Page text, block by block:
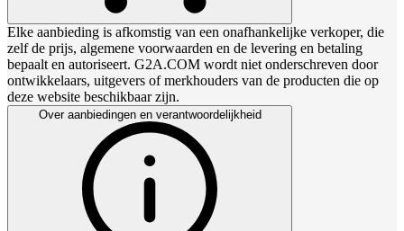
Elke aanbieding is afkomstig van een onafhankelijke verkoper, die
zelf de prijs, algemene voorwaarden en de levering en betaling
bepaalt en autoriseert. G2A.COM wordt niet onderschreven door
ontwikkelaars, uitgevers of merkhouders van de producten die op
deze website beschikbaar zijn.
Over aanbiedingen en verantwoordelijkheid